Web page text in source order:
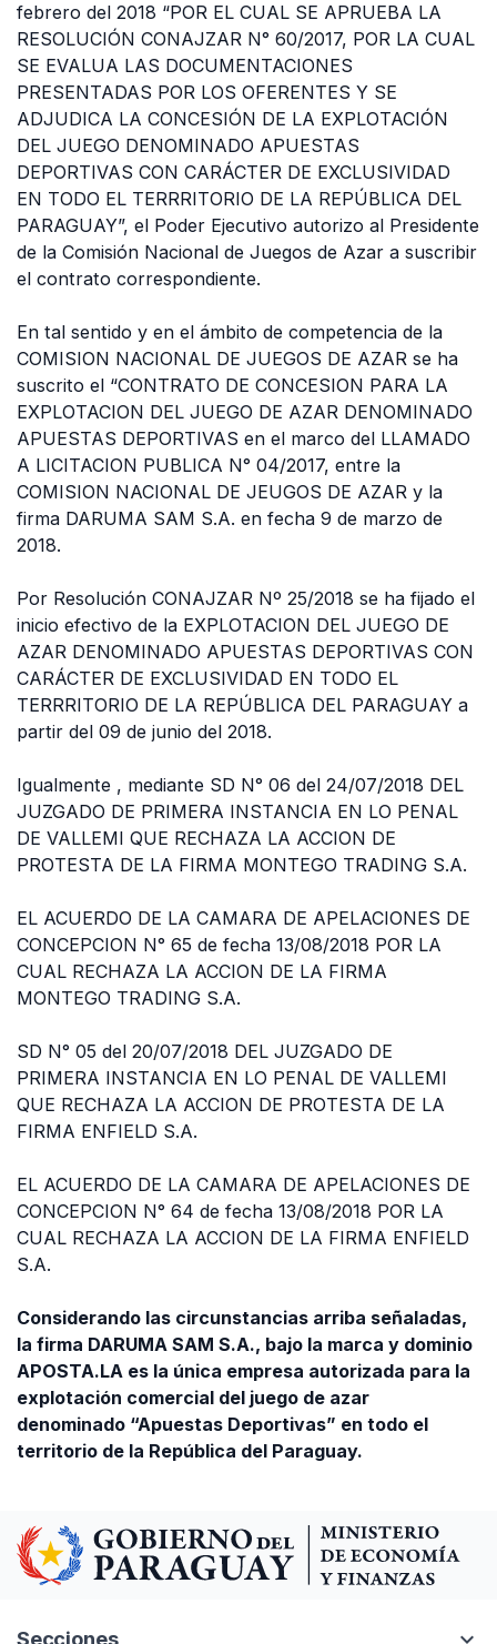
febrero del 2018 “POR EL CUAL SE APRUEBA LA
RESOLUCIÓN CONAJZAR N° 60/2017, POR LA CUAL
SE EVALUA LAS DOCUMENTACIONES
PRESENTADAS POR LOS OFERENTES Y SE
ADJUDICA LA CONCESIÓN DE LA EXPLOTACIÓN
DEL JUEGO DENOMINADO APUESTAS
DEPORTIVAS CON CARÁCTER DE EXCLUSIVIDAD
EN TODO EL TERRRITORIO DE LA REPÚBLICA DEL
PARAGUAY”, el Poder Ejecutivo autorizo al Presidente
de la Comisión Nacional de Juegos de Azar a suscribir
el contrato correspondiente.
En tal sentido y en el ámbito de competencia de la
COMISION NACIONAL DE JUEGOS DE AZAR se ha
suscrito el “CONTRATO DE CONCESION PARA LA
EXPLOTACION DEL JUEGO DE AZAR DENOMINADO
APUESTAS DEPORTIVAS en el marco del LLAMADO
A LICITACION PUBLICA N° 04/2017, entre la
COMISION NACIONAL DE JEUGOS DE AZAR y la
firma DARUMA SAM S.A. en fecha 9 de marzo de
2018.
Por Resolución CONAJZAR Nº 25/2018 se ha fijado el
inicio efectivo de la EXPLOTACION DEL JUEGO DE
AZAR DENOMINADO APUESTAS DEPORTIVAS CON
CARÁCTER DE EXCLUSIVIDAD EN TODO EL
TERRRITORIO DE LA REPÚBLICA DEL PARAGUAY a
partir del 09 de junio del 2018.
Igualmente , mediante SD N° 06 del 24/07/2018 DEL
JUZGADO DE PRIMERA INSTANCIA EN LO PENAL
DE VALLEMI QUE RECHAZA LA ACCION DE
PROTESTA DE LA FIRMA MONTEGO TRADING S.A.
EL ACUERDO DE LA CAMARA DE APELACIONES DE
CONCEPCION N° 65 de fecha 13/08/2018 POR LA
CUAL RECHAZA LA ACCION DE LA FIRMA
MONTEGO TRADING S.A.
SD N° 05 del 20/07/2018 DEL JUZGADO DE
PRIMERA INSTANCIA EN LO PENAL DE VALLEMI
QUE RECHAZA LA ACCION DE PROTESTA DE LA
FIRMA ENFIELD S.A.
EL ACUERDO DE LA CAMARA DE APELACIONES DE
CONCEPCION N° 64 de fecha 13/08/2018 POR LA
CUAL RECHAZA LA ACCION DE LA FIRMA ENFIELD
S.A.
Considerando las circunstancias arriba señaladas,
la firma DARUMA SAM S.A., bajo la marca y dominio
APOSTA.LA es la única empresa autorizada para la
explotación comercial del juego de azar
denominado “Apuestas Deportivas” en todo el
territorio de la República del Paraguay.
Secciones